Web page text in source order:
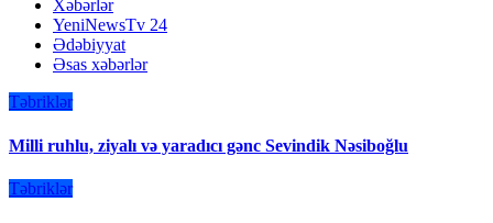
Xəbərlər
YeniNewsTv 24
Ədəbiyyat
Əsas xəbərlər
Təbriklər
Milli ruhlu, ziyalı və yaradıcı gənc Sevindik Nəsiboğlu
Təbriklər